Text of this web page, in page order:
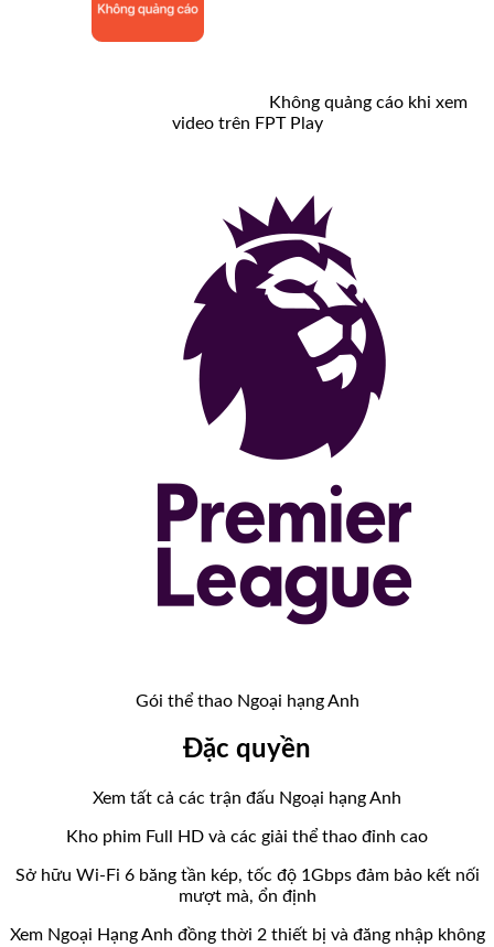
Không quảng cáo khi xem
video trên FPT Play
Gói thể thao Ngoại hạng Anh
Đặc quyền
Xem tất cả các trận đấu Ngoại hạng Anh
Kho phim Full HD và các giải thể thao đỉnh cao
Sở hữu Wi-Fi 6 băng tần kép, tốc độ 1Gbps đảm bảo kết nối
mượt mà, ổn định
Xem Ngoại Hạng Anh đồng thời 2 thiết bị và đăng nhập không